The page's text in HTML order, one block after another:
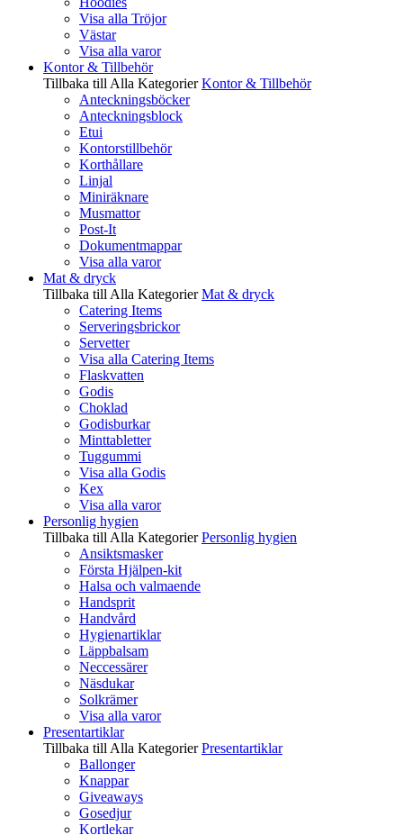
Visa alla Tröjor
Västar
Visa alla varor
Kontor & Tillbehör
Tillbaka till Alla Kategorier Kontor & Tillbehör
Anteckningsböcker
Anteckningsblock
Etui
Kontorstillbehör
Korthållare
Linjal
Miniräknare
Musmattor
Post-It
Dokumentmappar
Visa alla varor
Mat & dryck
Tillbaka till Alla Kategorier Mat & dryck
Catering Items
Serveringsbrickor
Servetter
Visa alla Catering Items
Flaskvatten
Godis
Choklad
Godisburkar
Minttabletter
Tuggummi
Visa alla Godis
Kex
Visa alla varor
Personlig hygien
Tillbaka till Alla Kategorier Personlig hygien
Ansiktsmasker
Första Hjälpen-kit
Halsa och valmaende
Handsprit
Handvård
Hygienartiklar
Läppbalsam
Neccessärer
Näsdukar
Solkrämer
Visa alla varor
Presentartiklar
Tillbaka till Alla Kategorier Presentartiklar
Ballonger
Knappar
Giveaways
Gosedjur
Kortlekar